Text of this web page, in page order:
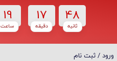
19
ساعت‌
17
دقیقه
47
ثانیه
ورود / ثبت نام